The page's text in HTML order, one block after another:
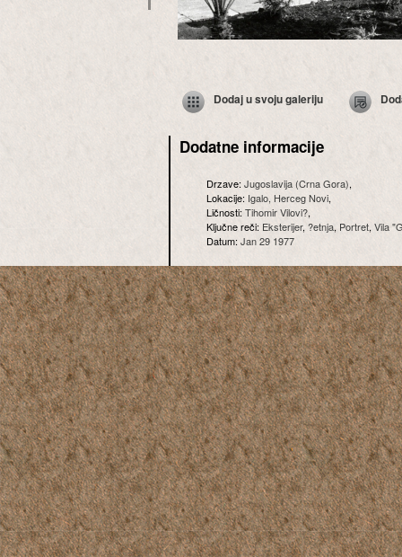
Dodaj u svoju galeriju
Dodatne informacije
Drzave:Jugoslavija (Crna Gora),
Lokacije: Igalo, Herceg Novi,
Ličnosti:Tihomir Vilovi?,
Ključne reči: Eksterijer, ?etnja, Portret, Vila
Datum:Jan 29 1977